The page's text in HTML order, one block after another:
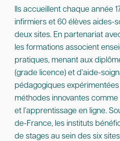
Ils accueillent chaque année
infirmiers et 60 élèves aides-
deux sites. En partenariat
les formations associent
pratiques, menant aux
(grade licence) et d’aide-
pédagogiques
méthodes innovantes
et l’apprentissage en ligne.
de-France, les instituts
de stages au sein des six